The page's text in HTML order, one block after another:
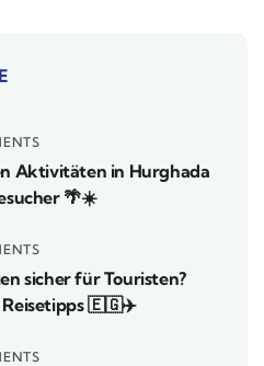
Aktivitäten in Hurghada
🌴☀️
sicher für Touristen?
Reisetipps 🇪🇬✈️